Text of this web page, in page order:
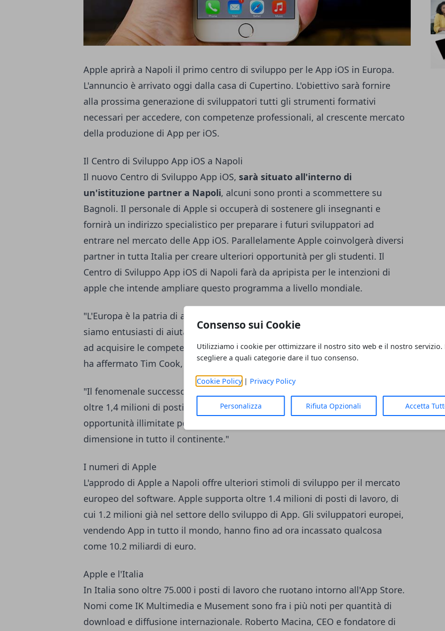
Consenso sui Cookie
Utilizziamo i cookie per ottimizzare il nostro sito web e il nostro servizio.
scegliere a quali categorie dare il tuo consenso.
Cookie Policy| Privacy Policy
Personalizza Rifiuta Opzionali Accetta
Apple aprirà a Napoli il primo centro di sviluppo per le App iOS in Europa.
L'annuncio è arrivato oggi dalla casa di Cupertino. L'obiettivo sarà fornire
alla prossima generazione di sviluppatori tutti gli strumenti formativi
necessari per accedere, con competenze professionali, al crescente mercato
della produzione di App per iOS.
Il Centro di Sviluppo App iOS a Napoli
Il nuovo Centro di Sviluppo App iOS, sarà situato all'interno di
un'istituzione partner a Napoli, alcuni sono pronti a scommettere su
Bagnoli. Il personale di Apple si occuperà di sostenere gli insegnanti e
fornirà un indirizzo specialistico per preparare i futuri sviluppatori ad
entrare nel mercato delle App iOS. Parallelamente Apple coinvolgerà diversi
partner in tutta Italia per creare ulteriori opportunità per gli studenti. Il
Centro di Sviluppo App iOS di Napoli farà da apripista per le intenzioni di
apple che intende ampliare questo programma a livello mondiale.
"L'Europa è la patria di alcuni degli sviluppatori più creativi al mondo e
siamo entusiasti di aiutare la prossima generazione di imprenditori in Italia
ad acquisire le competenze necessarie per avere successo",
ha affermato Tim Cook, CEO di Apple.
"Il fenomenale successo dell'App Store è una delle forze trainanti dietro gli
oltre 1,4 milioni di posti di lavoro che Apple ha creato in Europa e presenta
opportunità illimitate per le persone di tutte le età e aziende di ogni
dimensione in tutto il continente."
I numeri di Apple
L'approdo di Apple a Napoli offre ulteriori stimoli di sviluppo per il mercato
europeo del software. Apple supporta oltre 1.4 milioni di posti di lavoro, di
cui 1.2 milioni già nel settore dello sviluppo di App. Gli sviluppatori europei,
vendendo App in tutto il mondo, hanno fino ad ora incassato qualcosa
come 10.2 miliardi di euro.
Apple e l'Italia
In Italia sono oltre 75.000 i posti di lavoro che ruotano intorno all'App Store.
Nomi come IK Multimedia e Musement sono fra i più noti per quantità di
download e diffusione internazionale. Roberto Macina, CEO e fondatore di